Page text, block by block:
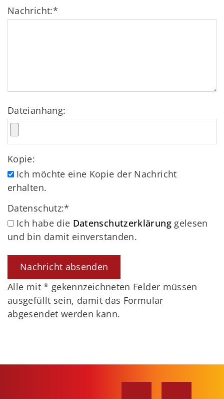
Nachricht:*
Dateianhang:
Kopie:
Ich möchte eine Kopie der Nachricht
erhalten.
Datenschutz:*
Ich habe die Datenschutzerklärunggelesen
und bin damit einverstanden.
Alle mit* gekennzeichneten Felder müssen
ausgefüllt sein, damit das Formular
abgesendet werden kann.